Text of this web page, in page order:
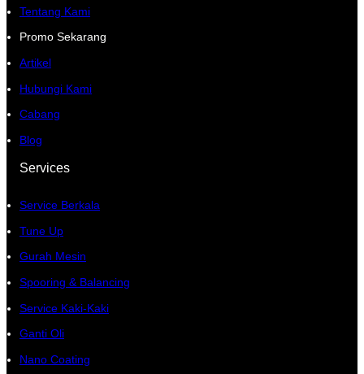
Tentang Kami
Promo Sekarang
Artikel
Hubungi Kami
Cabang
Blog
Services
Service Berkala
Tune Up
Gurah Mesin
Spooring & Balancing
Service Kaki-Kaki
Ganti Oli
Nano Coating